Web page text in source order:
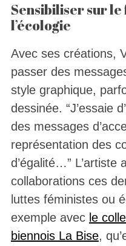
Sensibiliser sur le
l’écologie
Avec ses créations,
passer des
style graphique,
dessinée. “J’essaie
des messages
représentation des
d’égalité…” L’artiste
collaborations ces
luttes féministes ou
exemple avec le
biennois La Bise,